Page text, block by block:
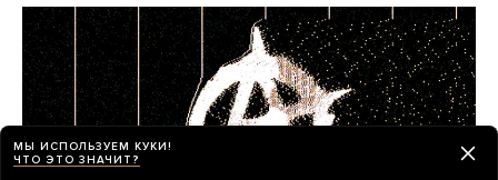
МЫ ИСПОЛЬЗУЕМ КУКИ!
ЧТО ЭТО ЗНАЧИТ?